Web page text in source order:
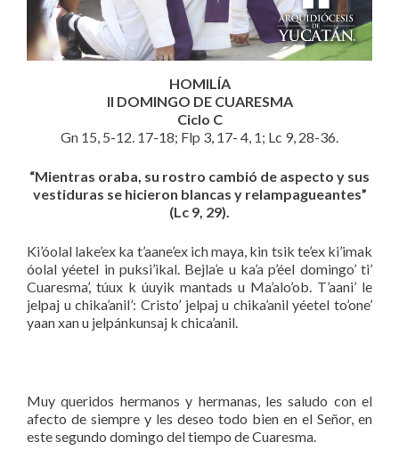
HOMILÍA
II DOMINGO DE CUARESMA
Ciclo C
Gn 15, 5-12. 17-18; Flp 3, 17- 4, 1; Lc 9, 28-36.
“Mientras oraba, su rostro cambió de aspecto y sus
vestiduras se hicieron blancas y relampagueantes”
(Lc 9, 29).
Ki’óolal lake’ex ka t’aane’ex ich maya, kin tsik te’ex ki’imak
óolal yéetel in puksi’ikal. Bejla’e u ka’a p’éel domingo’ ti’
Cuaresma’, túux k úuyik mantads u Ma’alo’ob. T’aani’ le
jelpaj u chika’anil’: Cristo’ jelpaj u chika’anil yéetel to’one’
yaan xan u jelpánkunsaj k chica’anil.
Muy queridos hermanos y hermanas, les saludo con el
afecto de siempre y les deseo todo bien en el Señor, en
este segundo domingo del tiempo de Cuaresma.